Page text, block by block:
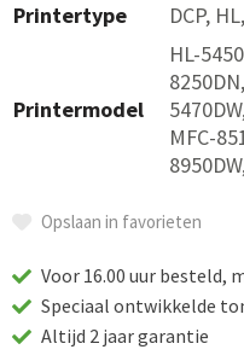
Printertype
DCP,
Printermodel
HL-
MFC-
Opslaan in favorieten
Voor 16.00 uur besteld,
Speciaal ontwikkelde
Altijd 2 jaar garantie